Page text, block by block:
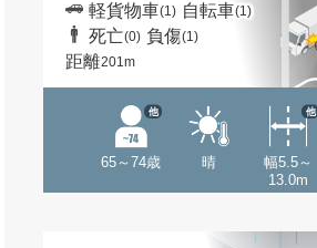
軽貨物車(1) 自転車(1)
死亡(0) 負傷(1)
距離201m
65～74歳
他
晴
幅5.5～
13.0m
他